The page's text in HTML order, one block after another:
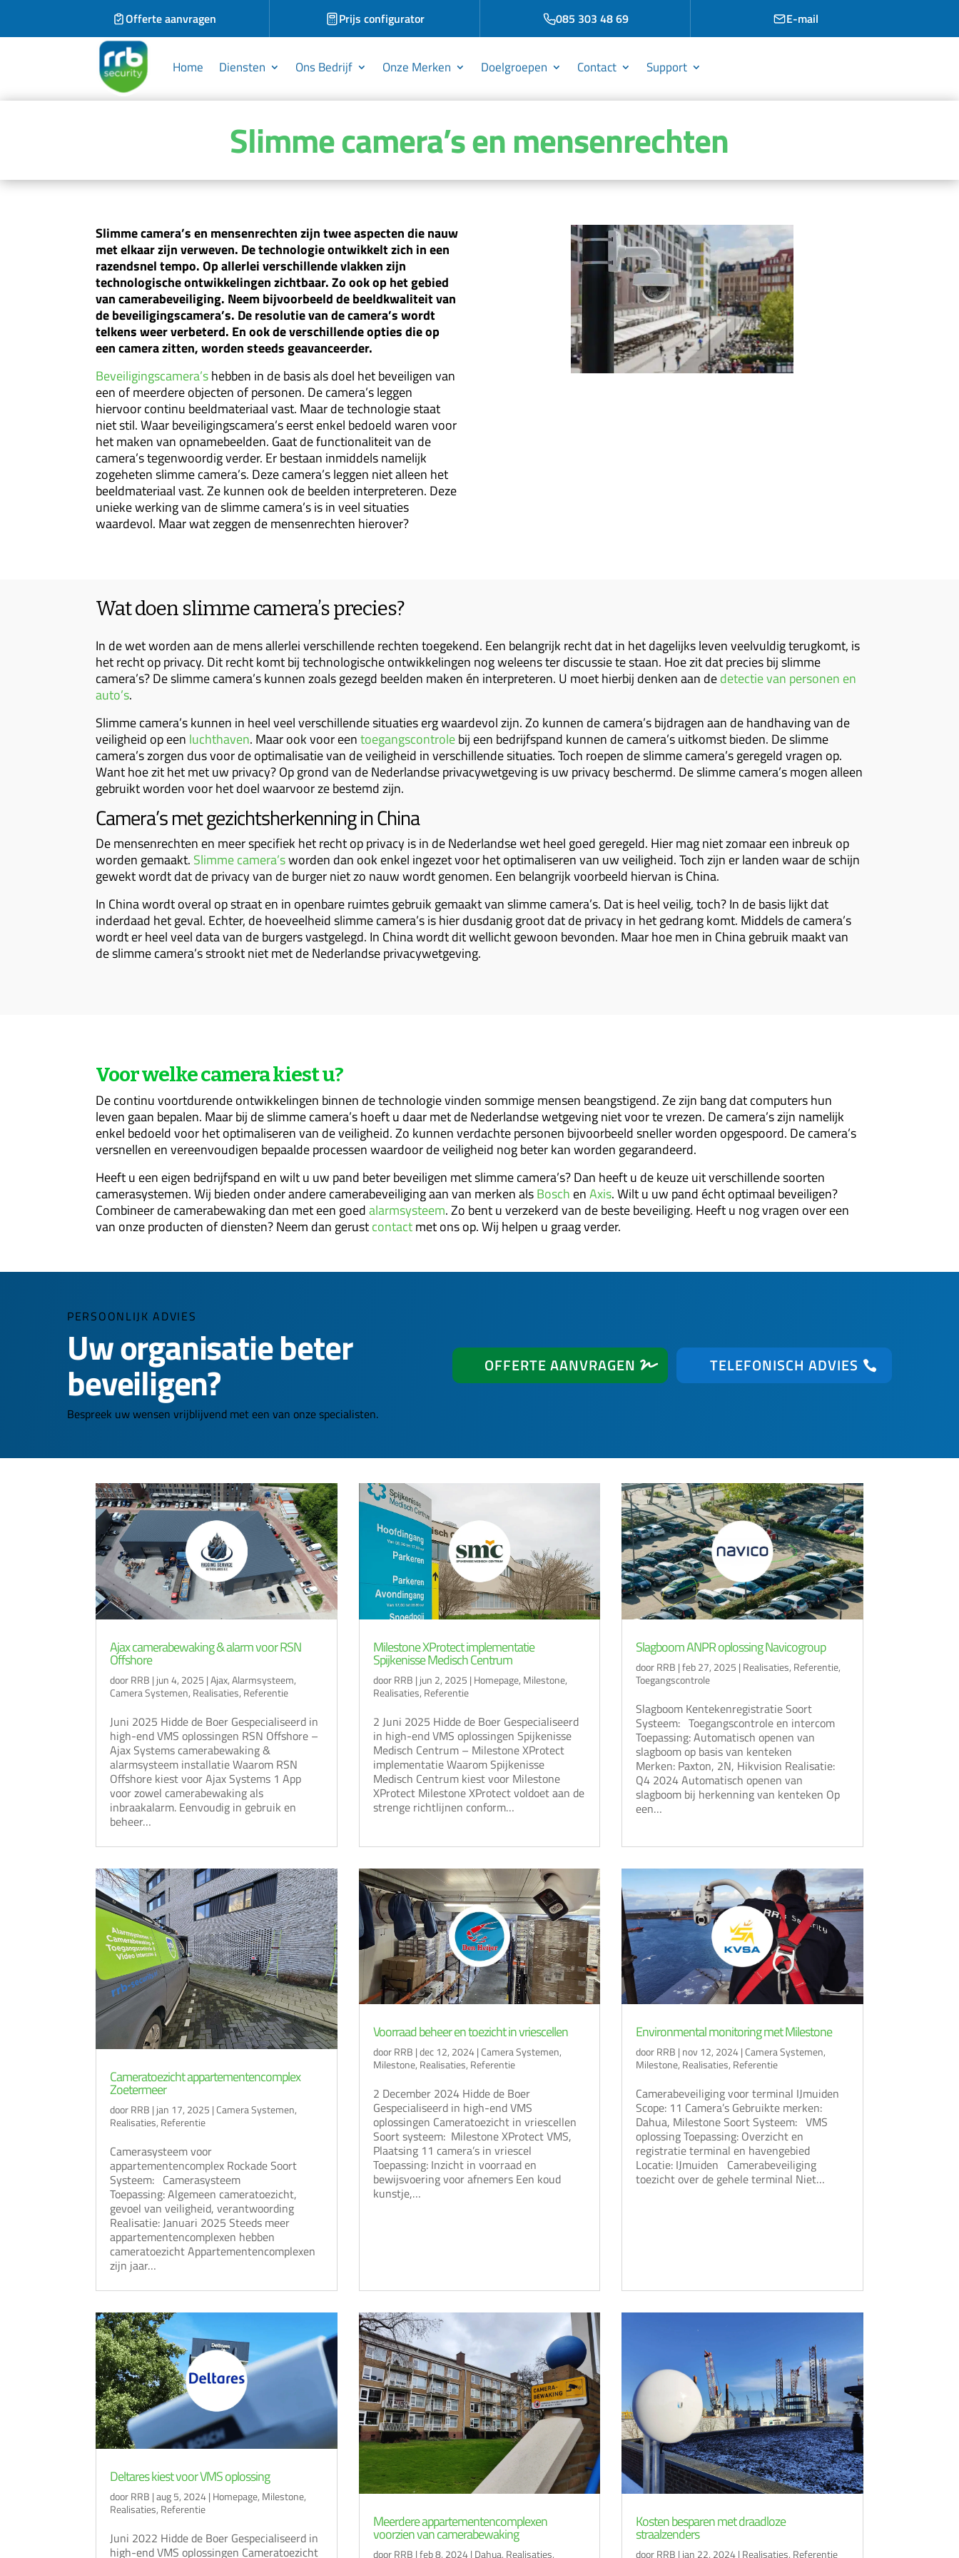
Offerte aanvragen Prijs configurator 085 303 48 69 E-mail
Home Diensten Ons Bedrijf Onze Merken Doelgroepen Contact Support
Slimme camera’s en mensenrechten
Slimme camera’s en mensenrechten zijn twee aspecten die nauw
met elkaar zijn verweven. De technologie ontwikkelt zich in een
razendsnel tempo. Op allerlei verschillende vlakken zijn
technologische ontwikkelingen zichtbaar. Zo ook op het gebied
van camerabeveiliging. Neem bijvoorbeeld de beeldkwaliteit van
de beveiligingscamera’s. De resolutie van de camera’s wordt
telkens weer verbeterd. En ook de verschillende opties die op
een camera zitten, worden steeds geavanceerder.
Beveiligingscamera’shebben in de basis als doel het beveiligen van
een of meerdere objecten of personen. De camera’s leggen
hiervoor continu beeldmateriaal vast. Maar de technologie staat
niet stil. Waar beveiligingscamera’s eerst enkel bedoeld waren voor
het maken van opnamebeelden. Gaat de functionaliteit van de
camera’s tegenwoordig verder. Er bestaan inmiddels namelijk
zogeheten slimme camera’s. Deze camera’s leggen niet alleen het
beeldmateriaal vast. Ze kunnen ook de beelden interpreteren. Deze
unieke werking van de slimme camera’s is in veel situaties
waardevol. Maar wat zeggen de mensenrechten hierover?
Wat doen slimme camera’s precies?
In de wet worden aan de mens allerlei verschillende rechten toegekend. Een belangrijk recht dat in het dagelijks leven veelvuldig terugkomt, is
het recht op privacy. Dit recht komt bij technologische ontwikkelingen nog weleens ter discussie te staan. Hoe zit dat precies bij slimme
camera’s? De slimme camera’s kunnen zoals gezegd beelden maken én interpreteren. U moet hierbij denken aan dedetectie van personen en
auto’s.
Slimme camera’s kunnen in heel veel verschillende situaties erg waardevol zijn. Zo kunnen de camera’s bijdragen aan de handhaving van de
veiligheid op een luchthaven. Maar ook voor eentoegangscontrolebij een bedrijfspand kunnen de camera’s uitkomst bieden. De slimme
camera’s zorgen dus voor de optimalisatie van de veiligheid in verschillende situaties. Toch roepen de slimme camera’s geregeld vragen op.
Want hoe zit het met uw privacy? Op grond van de Nederlandse privacywetgeving is uw privacy beschermd. De slimme camera’s mogen alleen
gebruikt worden voor het doel waarvoor ze bestemd zijn.
Camera’s met gezichtsherkenning in China
De mensenrechten en meer specifiek het recht op privacy is in de Nederlandse wet heel goed geregeld. Hier mag niet zomaar een inbreuk op
worden gemaakt. Slimme camera’sworden dan ook enkel ingezet voor het optimaliseren van uw veiligheid. Toch zijn er landen waar de schijn
gewekt wordt dat de privacy van de burger niet zo nauw wordt genomen. Een belangrijk voorbeeld hiervan is China.
In China wordt overal op straat en in openbare ruimtes gebruik gemaakt van slimme camera’s. Dat is heel veilig, toch? In de basis lijkt dat
inderdaad het geval. Echter, de hoeveelheid slimme camera’s is hier dusdanig groot dat de privacy in het gedrang komt. Middels de camera’s
wordt er heel veel data van de burgers vastgelegd. In China wordt dit wellicht gewoon bevonden. Maar hoe men in China gebruik maakt van
de slimme camera’s strookt niet met de Nederlandse privacywetgeving.
Voor welke camera kiest u?
De continu voortdurende ontwikkelingen binnen de technologie vinden sommige mensen beangstigend. Ze zijn bang dat computers hun
leven gaan bepalen. Maar bij de slimme camera’s hoeft u daar met de Nederlandse wetgeving niet voor te vrezen. De camera’s zijn namelijk
enkel bedoeld voor het optimaliseren van de veiligheid. Zo kunnen verdachte personen bijvoorbeeld sneller worden opgespoord. De camera’s
versnellen en vereenvoudigen bepaalde processen waardoor de veiligheid nog beter kan worden gegarandeerd.
Heeft u een eigen bedrijfspand en wilt u uw pand beter beveiligen met slimme camera’s? Dan heeft u de keuze uit verschillende soorten
camerasystemen. Wij bieden onder andere camerabeveiliging aan van merken alsBosch enAxis. Wilt u uw pand écht optimaal beveiligen?
Combineer de camerabewaking dan met een goedalarmsysteem. Zo bent u verzekerd van de beste beveiliging. Heeft u nog vragen over een
van onze producten of diensten? Neem dan gerustcontactmet ons op. Wij helpen u graag verder.
PERSOONLIJK ADVIES
Uw organisatie beter
beveiligen?
Bespreek uw wensen vrijblijvend met een van onze specialisten.
OFFERTE AANVRAGEN TELEFONISCH ADVIES
Ajax camerabewaking & alarm voor RSN
Offshore
doorRRB | jun 4, 2025 |Ajax,Alarmsysteem,
Camera Systemen, Realisaties, Referentie
Juni 2025 Hidde de Boer Gespecialiseerd in
high-end VMS oplossingen RSN Offshore –
Ajax Systems camerabewaking &
alarmsysteem installatie Waarom RSN
Offshore kiest voor Ajax Systems 1 App
voor zowel camerabewaking als
inbraakalarm. Eenvoudig in gebruik en
beheer…
Milestone XProtect implementatie
Spijkenisse Medisch Centrum
doorRRB | jun 2, 2025 | Homepage, Milestone,
Realisaties, Referentie
2 Juni 2025 Hidde de Boer Gespecialiseerd
in high-end VMS oplossingen Spijkenisse
Medisch Centrum – Milestone XProtect
implementatie Waarom Spijkenisse
Medisch Centrum kiest voor Milestone
XProtect Milestone XProtect voldoet aan de
strenge richtlijnen conform…
Slagboom ANPR oplossing Navicogroup
doorRRB |feb 27, 2025 | Realisaties, Referentie,
Toegangscontrole
Slagboom Kentekenregistratie Soort
Systeem: Toegangscontrole en intercom
Toepassing: Automatisch openen van
slagboom op basis van kenteken
Merken: Paxton, 2N, Hikvision Realisatie:
Q4 2024 Automatisch openen van
slagboom bij herkenning van kenteken Op
een…
Cameratoezicht appartementencomplex
Zoetermeer
doorRRB | jan 17, 2025 |Camera Systemen,
Realisaties, Referentie
Camerasysteem voor
appartementencomplex Rockade Soort
Systeem: Camerasysteem
Toepassing: Algemeen cameratoezicht,
gevoel van veiligheid, verantwoording
Realisatie: Januari 2025 Steeds meer
appartementencomplexen hebben
cameratoezicht Appartementencomplexen
zijn jaar…
Voorraad beheer en toezicht in vriescellen
doorRRB |dec 12, 2024|Camera Systemen,
Milestone, Realisaties, Referentie
2 December 2024 Hidde de Boer
Gespecialiseerd in high-end VMS
oplossingen Cameratoezicht in vriescellen
Soort systeem: Milestone XProtect VMS,
Plaatsing 11 camera’s in vriescel
Toepassing: Inzicht in voorraad en
bewijsvoering voor afnemers Een koud
kunstje,…
Environmental monitoring met Milestone
doorRRB | nov 12, 2024|Camera Systemen,
Milestone, Realisaties, Referentie
Camerabeveiliging voor terminal IJmuiden
Scope: 11 Camera’s Gebruikte merken:
Dahua, Milestone Soort Systeem: VMS
oplossing Toepassing: Overzicht en
registratie terminal en havengebied
Locatie: IJmuiden Camerabeveiliging
toezicht over de gehele terminal Niet…
Deltares kiest voor VMS oplossing
doorRRB |aug 5, 2024| Homepage, Milestone,
Realisaties, Referentie
Juni 2022 Hidde de Boer Gespecialiseerd in
high-end VMS oplossingen Cameratoezicht
Meerdere appartementencomplexen
voorzien van camerabewaking
doorRRB |feb 8, 2024| Dahua, Realisaties,
Kosten besparen met draadloze
straalzenders
doorRRB | jan 22, 2024| Realisaties, Referentie